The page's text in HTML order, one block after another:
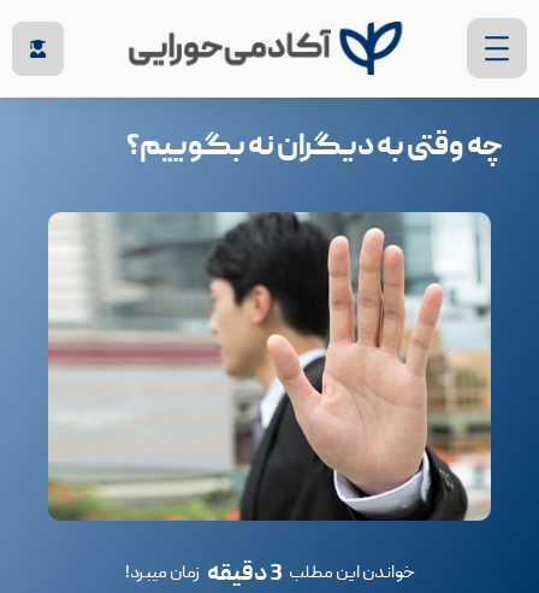
چه وقتی به دیگران نه بگوییم؟
خواندن این مطلب 3 دقیقه زمان میبرد!